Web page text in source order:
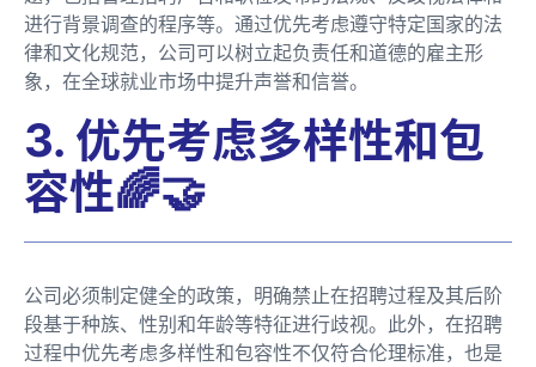
进行背景调查的程序等。通过优先考虑遵守特定国家的法
律和文化规范，公司可以树立起负责任和道德的雇主形
象，在全球就业市场中提升声誉和信誉。
3. 优先考虑多样性和包
容性🌈🤝
公司必须制定健全的政策，明确禁止在招聘过程及其后阶
段基于种族、性别和年龄等特征进行歧视。此外，在招聘
过程中优先考虑多样性和包容性不仅符合伦理标准，也是